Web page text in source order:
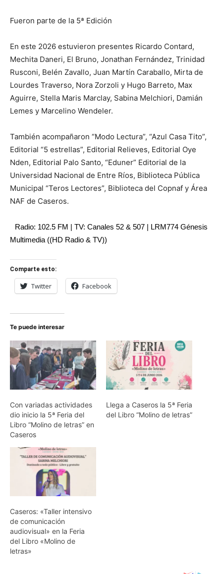
Fueron parte de la 5ª Edición
En este 2026 estuvieron presentes Ricardo Contard,
Mechita Daneri, El Bruno, Jonathan Fernández, Trinidad
Rusconi, Belén Zavallo, Juan Martín Caraballo, Mirta de
Lourdes Traverso, Nora Zorzoli y Hugo Barreto, Max
Aguirre, Stella Maris Marclay, Sabina Melchiori, Damián
Lemes y Marcelino Wendeler.
También acompañaron “Modo Lectura”, “Azul Casa Tito”,
Editorial “5 estrellas”, Editorial Relieves, Editorial Oye
Nden, Editorial Palo Santo, “Eduner” Editorial de la
Universidad Nacional de Entre Ríos, Biblioteca Pública
Municipal “Teros Lectores”, Biblioteca del Copnaf y Área
NAF de Caseros.
Radio: 102.5 FM | TV: Canales 52 & 507 | LRM774 Génesis
Multimedia ((HD Radio & TV))
Comparte esto:
Twitter Facebook
Te puede interesar
Con variadas actividades
dio inicio la 5ª Feria del
Libro “Molino de letras” en
Caseros
Llega a Caseros la 5ª Feria
del Libro “Molino de letras”
Caseros: «Taller intensivo
de comunicación
audiovisual» en la Feria
del Libro «Molino de
letras»